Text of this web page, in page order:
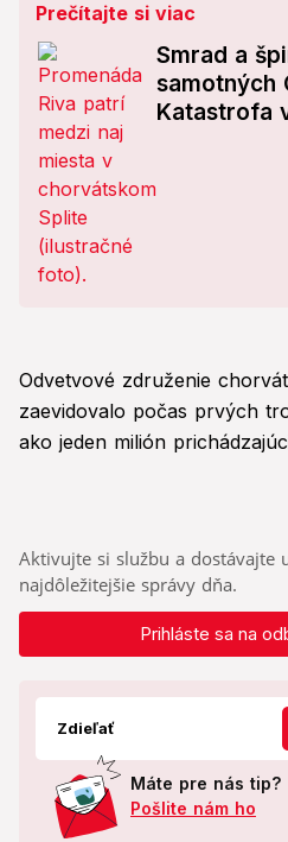
Prečítajte si viac
Smrad a
samotných
Katastrofa
Odvetvové združenie
zaevidovalo počas prvých
ako jeden milión
Aktivujte si službu a dostávajte
najdôležitejšie správy dňa.
Prihláste sa na
Zdieľať
Máte pre nás tip?
Pošlite nám ho